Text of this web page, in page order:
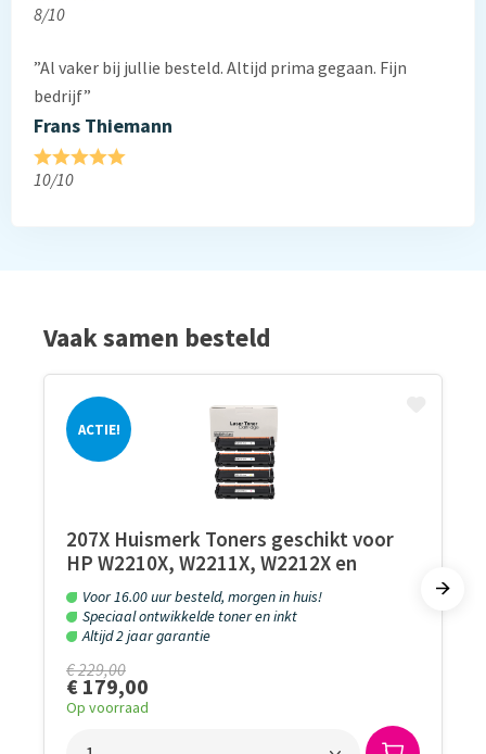
8/10
”Al vaker bij jullie besteld. Altijd prima gegaan. Fijn
bedrijf”
Frans Thiemann
10/10
Vaak samen besteld
ACTIE!
207X Huismerk Toners geschikt voor
HP W2210X, W2211X, W2212X en
W2213X MET CHIP!! Set 4 kleuren.
Voor 16.00 uur besteld, morgen in huis!
Speciaal ontwikkelde toner en inkt
Altijd 2 jaar garantie
€ 229,00
€ 179,00
Op voorraad